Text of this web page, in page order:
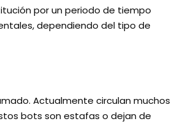
por un periodo de tiempo
dependiendo del tipo de
Actualmente circulan muchos
bots son estafas o dejan de